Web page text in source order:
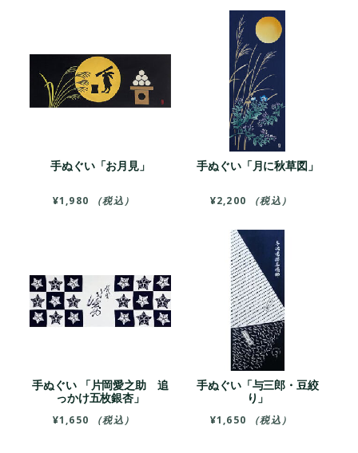
手ぬぐい「お月見」
¥1,980 （税込）
手ぬぐい「月に秋草図」
¥2,200 （税込）
手ぬぐい 「片岡愛之助 追
っかけ五枚銀杏」
¥1,650 （税込）
手ぬぐい「与三郎・豆絞
り」
¥1,650 （税込）